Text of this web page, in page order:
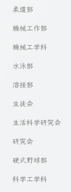
柔道部
機械工作部
機械工学科
水泳部
溶接部
生徒会
生活科学研究会
研究会
硬式野球部
科学工学科